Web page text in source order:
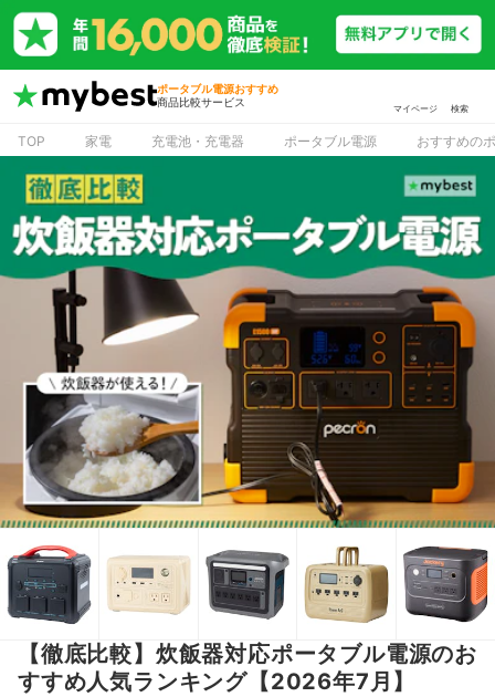
ポータブル電源おすすめ
商品比較サービス
マイページ 検索
TOP 家電 充電池・充電器 ポータブル電源 おすすめの
【徹底比較】炊飯器対応ポータブル電源のお
すすめ人気ランキング【2026年7月】